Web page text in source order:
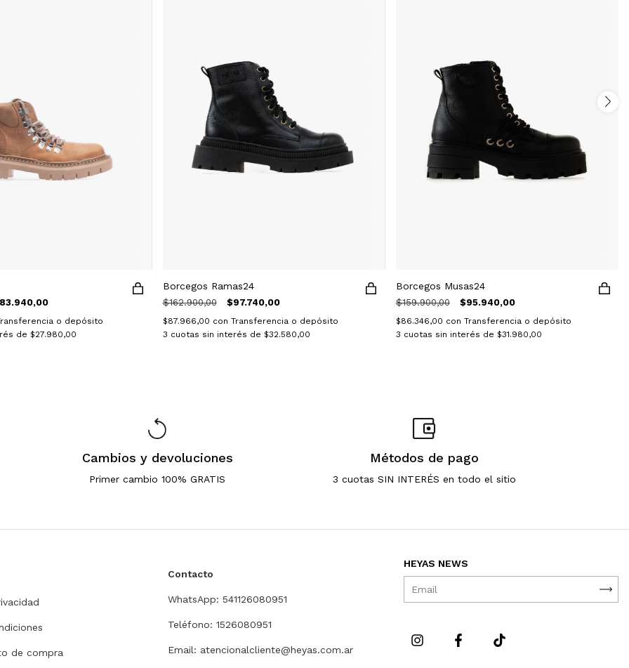
o depósito
de$27.980,00
Borcegos Ramas24
$162.900,00 $97.740,00
$87.966,00 con Transferencia o depósito
3 cuotas sin interés de $32.580,00
Borcegos Musas24
$159.900,00 $95.940,00
$86.346,00 con Transferencia o depósito
3 cuotas sin interés de $31.980,00
Cambios y devoluciones
Primer cambio 100% GRATIS
Métodos de pago
3 cuotas SIN INTERÉS en todo el sitio
HEYAS NEWS
de compra
Contacto
WhatsApp: 541126080951
Teléfono: 1526080951
Email: atencionalcliente@heyas.com.ar